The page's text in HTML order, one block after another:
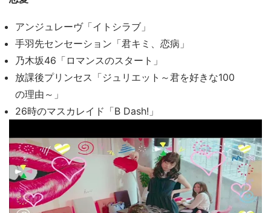
アンジュレーヴ「イトシラブ」
手羽先センセーション「君キミ、恋病」
乃木坂46「ロマンスのスタート」
放課後プリンセス「ジュリエット～君を好きな100
の理由～」
26時のマスカレイド「B Dash!」